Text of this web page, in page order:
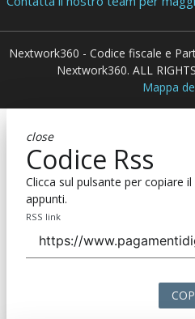
Nextwork360 - Codice fiscale e
Nextwork360. ALL
Mappa
close
Codice Rss
Clicca sul pulsante per copiare il
appunti.
RSS link